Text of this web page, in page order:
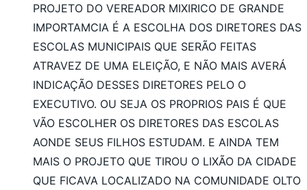
PROJETO DO VEREADOR MIXIRICO DE GRANDE
IMPORTAMCIA É A ESCOLHA DOS DIRETORES DAS
ESCOLAS MUNICIPAIS QUE SERÃO FEITAS
ATRAVEZ DE UMA ELEIÇÃO, E NÃO MAIS AVERÁ
INDICAÇÃO DESSES DIRETORES PELO O
EXECUTIVO. OU SEJA OS PROPRIOS PAIS É QUE
VÃO ESCOLHER OS DIRETORES DAS ESCOLAS
AONDE SEUS FILHOS ESTUDAM. E AINDA TEM
MAIS O PROJETO QUE TIROU O LIXÃO DA CIDADE
QUE FICAVA LOCALIZADO NA COMUNIDADE OLTO